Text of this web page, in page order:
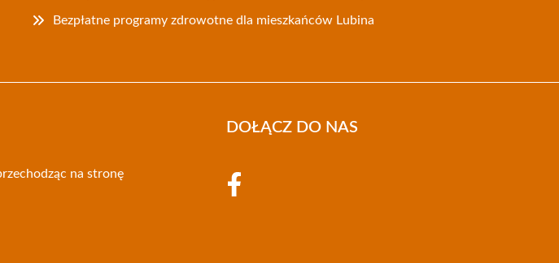
Bezpłatne programy zdrowotne dla mieszkańców Lubina
na stronę
DOŁĄCZ DO NAS